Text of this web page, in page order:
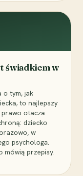
świadkiem w
o tym, jak
to najlepszy
prawo otacza
dziecko
w
psychologa.
mówią przepisy.